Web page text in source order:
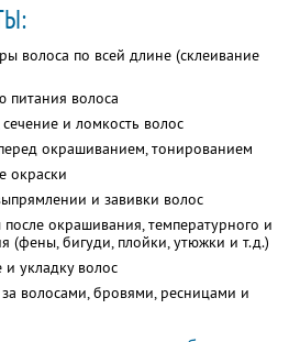
волоса пo всей длине (склеивание
питания волоса
и ломкость волос
окрашиванием, тонированием
окраски
и завивки волос
после окрашивания, температурного и
(фены, бигуди, плойки, утюжки и т.д.)
и укладку волос
волосами, бровями, ресницами и